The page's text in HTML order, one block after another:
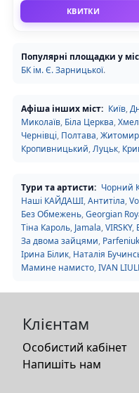
КВИТКИ
Популярні площадки у
БК ім. Є. Зарницької.
Афіша інших міст: Київ,
Миколаїв, Біла Церква,
Чернівці, Полтава,Житомир
Кропивницький,Луцьк,
Тури та артисти: Чорний
Наші КАЙДАШІ,Антитіла,
Без Обмежень,Georgian
Тіна Кароль, Jamala,VIRSKY,
За двома зайцями, Parfeniuk
Ірина Білик, Наталія
Мамине намисто,IVAN
Клієнтам
Особистий кабінет
Напишіть нам